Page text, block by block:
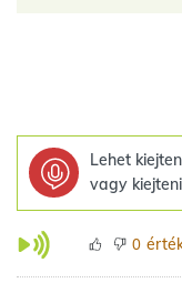
Lehet
vagy
0